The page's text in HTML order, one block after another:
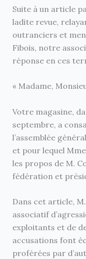
Suite à un article
ladite revue,
outranciers et
Fibois, notre
réponse en ces
« Madame,
Votre magasine,
septembre, a
l’assemblée
et pour lequel
les propos de M.
fédération et
Dans cet article,
associatif
exploitants et de
accusations font
proférées par